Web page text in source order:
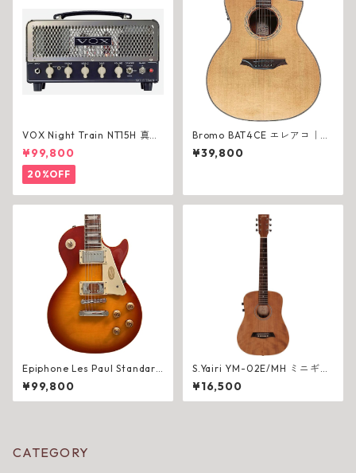
VOX Night Train NT15H 真空
管ヘッド【アウトレット】
¥99,800
20%OFF
Bromo BAT4CE エレアコ｜単
板×チューナー搭載
¥39,800
Epiphone Les Paul Standard
50s Figured エレキギター W
ashed Cherry Sunburst EIGL
P5WCNH1
¥99,800
S.Yairi YM-02E/MH ミニギタ
ー エレアコ アコースティック
ギター マホガニー ソフトケー
ス付属
¥16,500
CATEGORY